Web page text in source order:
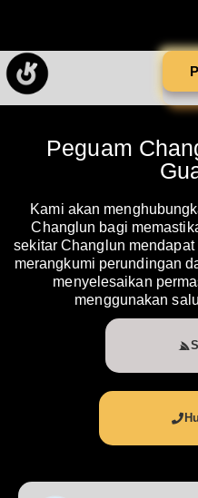
Peguam
Kami akan
Changlun bagi
sekitar Changlun
merangkumi perundingan
menyelesaikan
menggunakan